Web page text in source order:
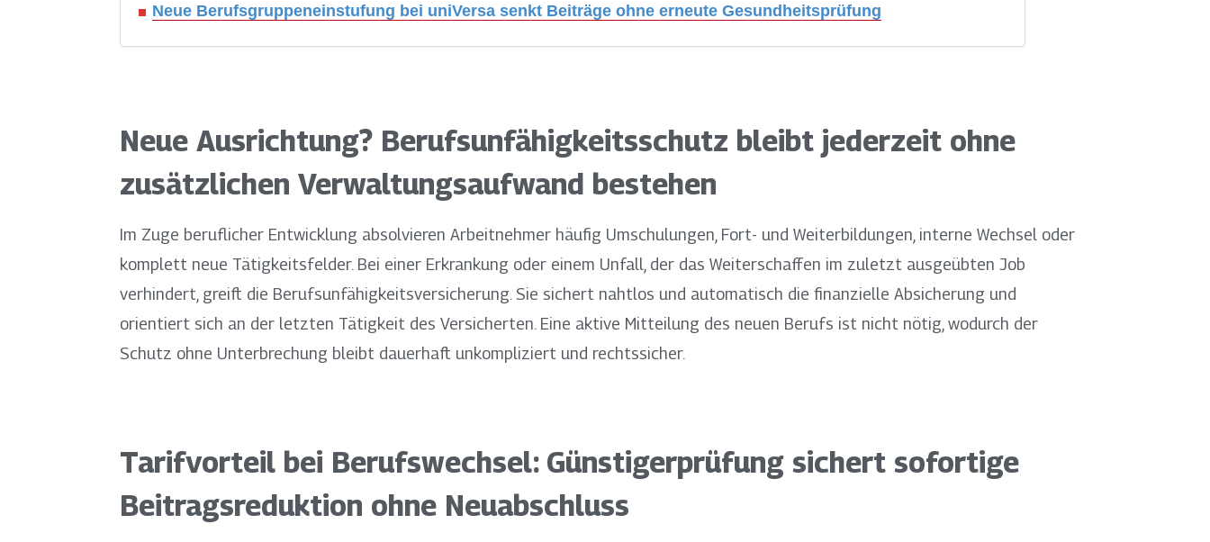
Neue Berufsgruppeneinstufung bei uniVersa senkt Beiträge ohne erneute Gesundheitsprüfung
Neue Ausrichtung? Berufsunfähigkeitsschutz bleibt jederzeit ohne
zusätzlichen Verwaltungsaufwand bestehen
Im Zuge beruflicher Entwicklung absolvieren Arbeitnehmer häufig Umschulungen, Fort- und Weiterbildungen, interne Wechsel oder
komplett neue Tätigkeitsfelder. Bei einer Erkrankung oder einem Unfall, der das Weiterschaffen im zuletzt ausgeübten Job
verhindert, greift die Berufsunfähigkeitsversicherung. Sie sichert nahtlos und automatisch die finanzielle Absicherung und
orientiert sich an der letzten Tätigkeit des Versicherten. Eine aktive Mitteilung des neuen Berufs ist nicht nötig, wodurch der
Schutz ohne Unterbrechung bleibt dauerhaft unkompliziert und rechtssicher.
Tarifvorteil bei Berufswechsel: Günstigerprüfung sichert sofortige
Beitragsreduktion ohne Neuabschluss